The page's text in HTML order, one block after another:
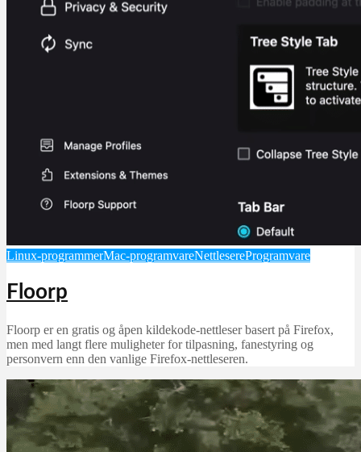
Linux-programmerMac-programvareNettlesereProgramvare
Floorp
Floorp er en gratis og åpen kildekode-nettleser basert på Firefox,
men med langt flere muligheter for tilpasning, fanestyring og
personvern enn den vanlige Firefox-nettleseren.